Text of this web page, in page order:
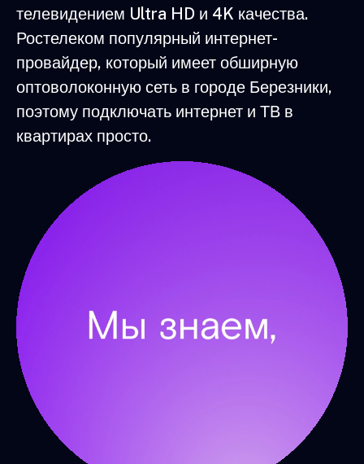
телевидением Ultra HD и 4K качества.
Ростелеком популярный интернет-
провайдер, который имеет обширную
оптоволоконную сеть в городе Березники,
поэтому подключать интернет и ТВ в
квартирах просто.